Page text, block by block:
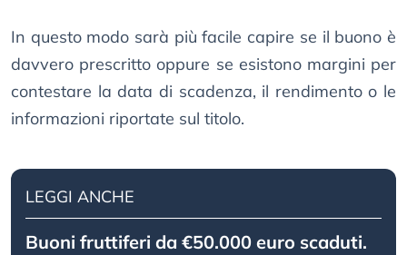
In questo modo sarà più facile capire se il buono è
davvero prescritto oppure se esistono margini per
contestare la data di scadenza, il rendimento o le
informazioni riportate sul titolo.
LEGGI ANCHE
Buoni fruttiferi da €50.000 euro scaduti.